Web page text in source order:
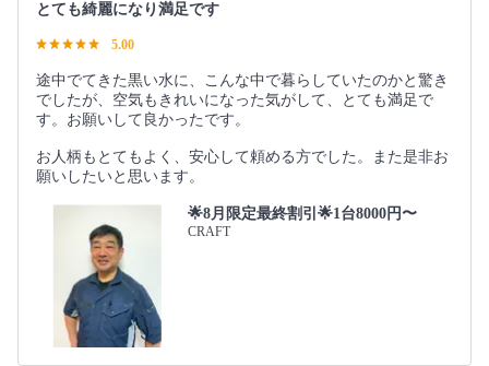
とても綺麗になり満足です
5.00
途中でてきた黒い水に、こんな中で暮らしていたのかと驚き
でしたが、空気もきれいになった気がして、とても満足で
す。お願いして良かったです。
お人柄もとてもよく、安心して頼める方でした。また是非お
願いしたいと思います。
🌟8月限定最終割引🌟1台8000円〜
CRAFT